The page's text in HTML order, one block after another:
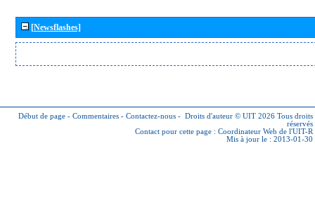
[Newsflashes]
Début de page - Commentaires - Contactez-nous - Droits d'auteur © UIT 2026 Tous droits
réservés
Contact pour cette page : Coordinateur Web de l'UIT-R
Mis à jour le : 2013-01-30